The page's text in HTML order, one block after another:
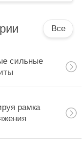
Все
сильные
рамка